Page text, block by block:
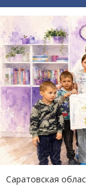
Саратовская